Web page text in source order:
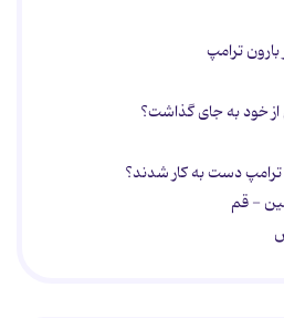
بارون ترامپ
دست به کار شدند؟
- قم